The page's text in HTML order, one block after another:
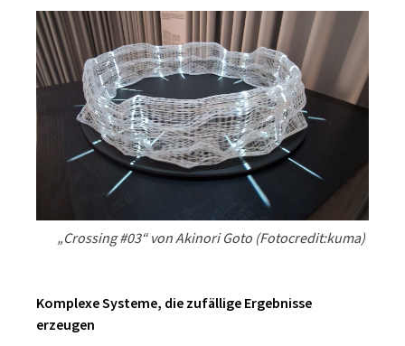
„Crossing #03“ von Akinori Goto (Fotocredit:kuma)
Komplexe Systeme, die zufällige Ergebnisse
erzeugen